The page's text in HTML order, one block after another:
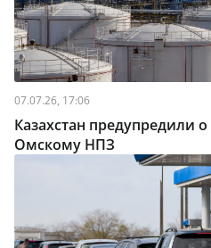
07.07.26, 17:06
Казахстан предупредили
Омскому НПЗ